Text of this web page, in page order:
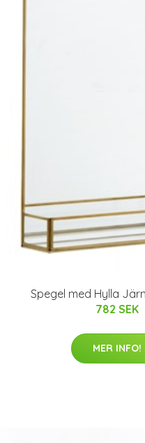
Spegel med Hylla
782 SEK
MER INFO!